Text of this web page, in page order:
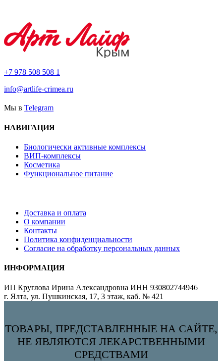
+7 978 508 508 1
info@artlife-crimea.ru
Мы в Telegram
НАВИГАЦИЯ
Биологически активные комплексы
ВИП-комплексы
Косметика
Функциональное питание
Доставка и оплата
О компании
Контакты
Политика конфиденциальности
Согласие на обработку персональных данных
ИНФОРМАЦИЯ
ИП Круглова Ирина Александровна ИНН 930802744946
г. Ялта, ул. Пушкинская, 17, 3 этаж, каб. № 421
ТОВАРЫ, ПРЕДСТАВЛЕННЫЕ НА САЙТЕ,
НЕ ЯВЛЯЮТСЯ ЛЕКАРСТВЕННЫМИ
СРЕДСТВАМИ